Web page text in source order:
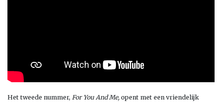
Het tweede nummer, For You And Me, opent met een vriendelijk